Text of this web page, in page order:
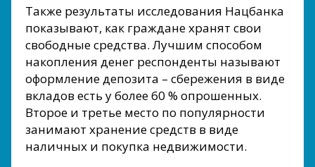
Также результаты исследования Нацбанка
показывают, как граждане хранят свои
свободные средства. Лучшим способом
накопления денег респонденты называют
оформление депозита – сбережения в виде
вкладов есть у более 60 % опрошенных.
Второе и третье место по популярности
занимают хранение средств в виде
наличных и покупка недвижимости.